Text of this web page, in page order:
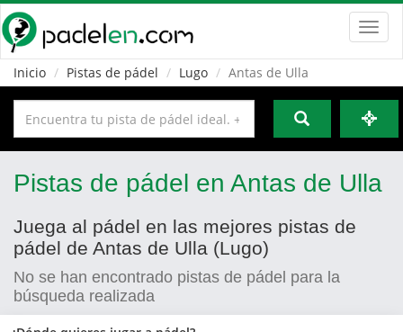
Inicio
Pistas de pádel Lugo Antas de Ulla
Pistas de pádel en Antas de Ulla
Juega al pádel en las mejores pistas de
pádel de Antas de Ulla (Lugo)
No se han encontrado pistas de pádel para la
búsqueda realizada